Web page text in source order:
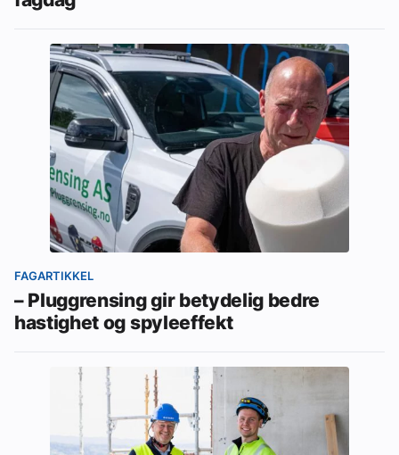
FAGARTIKKEL
– Pluggrensing gir betydelig bedre
hastighet og spyleeffekt